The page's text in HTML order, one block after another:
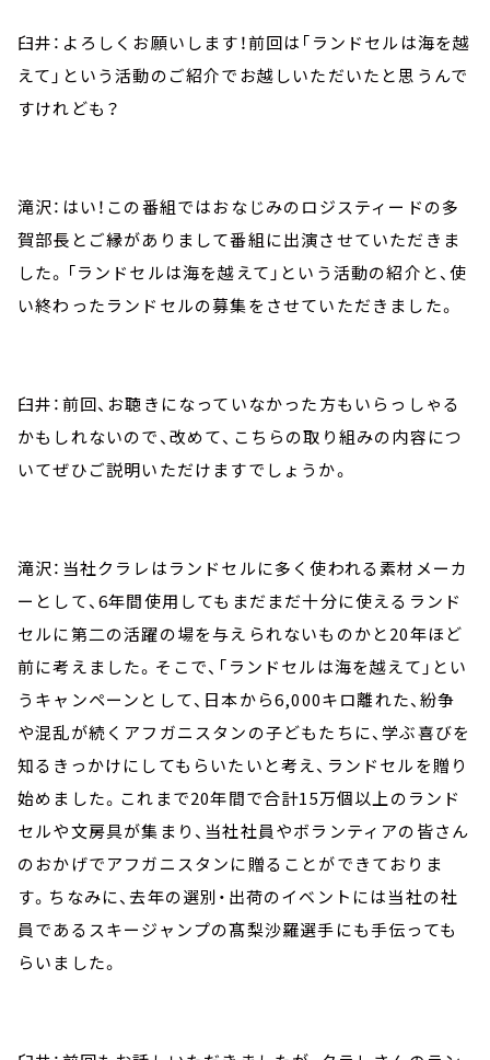
臼井：よろしくお願いします！前回は「ランドセルは海を越
えて」という活動のご紹介でお越しいただいたと思うんで
すけれども？
滝沢：はい！この番組ではおなじみのロジスティードの多
賀部長とご縁がありまして番組に出演させていただきま
した。「ランドセルは海を越えて」という活動の紹介と、使
い終わったランドセルの募集をさせていただきました。
臼井：前回、お聴きになっていなかった方もいらっしゃる
かもしれないので、改めて、こちらの取り組みの内容につ
いてぜひご説明いただけますでしょうか。
滝沢：当社クラレはランドセルに多く使われる素材メーカ
ーとして、6年間使用してもまだまだ十分に使えるランド
セルに第二の活躍の場を与えられないものかと20年ほど
前に考えました。そこで、「ランドセルは海を越えて」とい
うキャンペーンとして、日本から6,000キロ離れた、紛争
や混乱が続くアフガニスタンの子どもたちに、学ぶ喜びを
知るきっかけにしてもらいたいと考え、ランドセルを贈り
始めました。これまで20年間で合計15万個以上のランド
セルや文房具が集まり、当社社員やボランティアの皆さん
のおかげでアフガニスタンに贈ることができておりま
す。ちなみに、去年の選別・出荷のイベントには当社の社
員であるスキージャンプの髙梨沙羅選手にも手伝っても
らいました。